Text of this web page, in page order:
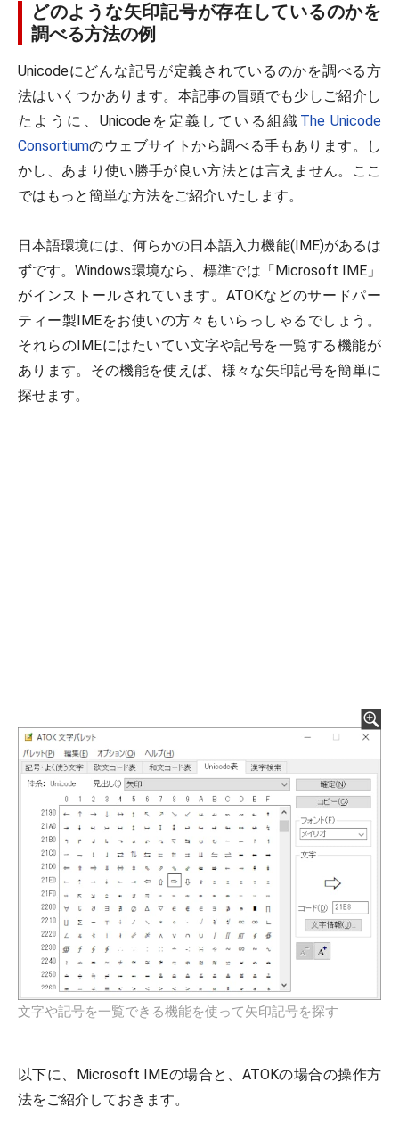
どのような矢印記号が存在しているのかを
調べる方法の例
Unicodeにどんな記号が定義されているのかを調べる方
法はいくつかあります。本記事の冒頭でも少しご紹介し
たように、Unicodeを定義している組織 The Unicode
Consortiumのウェブサイトから調べる手もあります。し
かし、あまり使い勝手が良い方法とは言えません。ここ
ではもっと簡単な方法をご紹介いたします。
日本語環境には、何らかの日本語入力機能(IME)があるは
ずです。Windows環境なら、標準では「Microsoft IME」
がインストールされています。ATOKなどのサードパー
ティー製IMEをお使いの方々もいらっしゃるでしょう。
それらのIMEにはたいてい文字や記号を一覧する機能が
あります。その機能を使えば、様々な矢印記号を簡単に
探せます。
文字や記号を一覧できる機能を使って矢印記号を探す
以下に、Microsoft IMEの場合と、ATOKの場合の操作方
法をご紹介しておきます。